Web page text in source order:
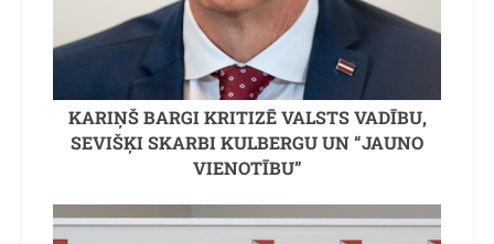
KARIŅŠ BARGI KRITIZĒ VALSTS VADĪBU,
SEVIŠĶI SKARBI KULBERGU UN “JAUNO
VIENOTĪBU”